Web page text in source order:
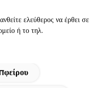
ελεύθερος να έρθει σε
ή το τηλ.